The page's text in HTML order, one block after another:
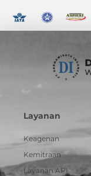
Layanan
Keagenan
Kemitraan
Layanan API